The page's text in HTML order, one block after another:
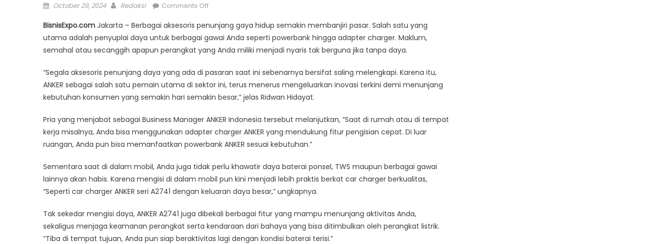
Posted
October 29, 2024 Author
Redaksi Comments Offon
A2741
Charger
Mobil
Fitur
Port
USB-
dan
USB-
C
Pengisian
Cepat
Berbagai
BisnisExpo.com Jakarta – Berbagai aksesoris penunjang gaya hidup semakin membanjiri pasar. Salah satu yang
utama adalah penyuplai daya untuk berbagai gawai Anda seperti powerbank hingga adapter charger. Maklum,
semahal atau secanggih apapun perangkat yang Anda miliki menjadi nyaris tak berguna jika tanpa daya.
“Segala aksesoris penunjang daya yang ada di pasaran saat ini sebenarnya bersifat saling melengkapi. Karena itu,
ANKER sebagai salah satu pemain utama di sektor ini, terus menerus mengeluarkan inovasi terkini demi menunjang
kebutuhan konsumen yang semakin hari semakin besar,” jelas Ridwan Hidayat.
Pria yang menjabat sebagai Business Manager ANKER Indonesia tersebut melanjutkan, “Saat di rumah atau di tempat
kerja misalnya, Anda bisa menggunakan adapter charger ANKER yang mendukung fitur pengisian cepat. Di luar
ruangan, Anda pun bisa memanfaatkan powerbank ANKER sesuai kebutuhan.”
Sementara saat di dalam mobil, Anda juga tidak perlu khawatir daya baterai ponsel, TWS maupun berbagai gawai
lainnya akan habis. Karena mengisi di dalam mobil pun kini menjadi lebih praktis berkat car charger berkualitas,
“Seperti car charger ANKER seri A2741 dengan keluaran daya besar,” ungkapnya.
Tak sekedar mengisi daya, ANKER A2741 juga dibekali berbagai fitur yang mampu menunjang aktivitas Anda,
sekaligus menjaga keamanan perangkat serta kendaraan dari bahaya yang bisa ditimbulkan oleh perangkat listrik.
“Tiba di tempat tujuan, Anda pun siap beraktivitas lagi dengan kondisi baterai terisi.”